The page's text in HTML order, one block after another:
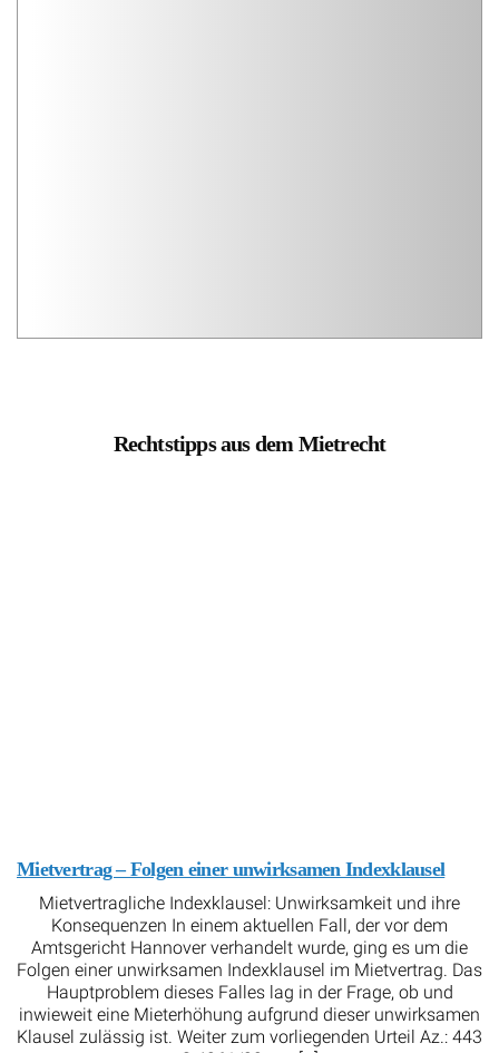
Mietvertragliche Indexklausel: Unwirksamkeit und ihre
Konsequenzen In einem aktuellen Fall, der vor dem
Amtsgericht Hannover verhandelt wurde, ging es um die
Folgen einer unwirksamen Indexklausel im Mietvertrag. Das
Hauptproblem dieses Falles lag in der Frage, ob und
inwieweit eine Mieterhöhung aufgrund dieser unwirksamen
Klausel zulässig ist. Weiter zum vorliegenden Urteil Az.: 443
C 4261/22 >>> […]